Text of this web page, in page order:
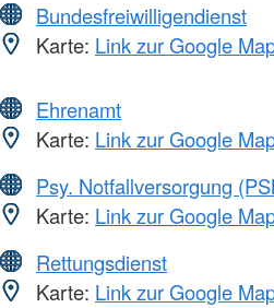
Bundesfreiwilligendienst
Karte: Link zur Google
Ehrenamt
Karte: Link zur Google
Psy. Notfallversorgung
Karte: Link zur Google
Rettungsdienst
Karte: Link zur Google